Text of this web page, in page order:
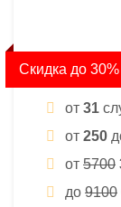
Скидка до 30%
от 31
от 250
от 5700
до 9100